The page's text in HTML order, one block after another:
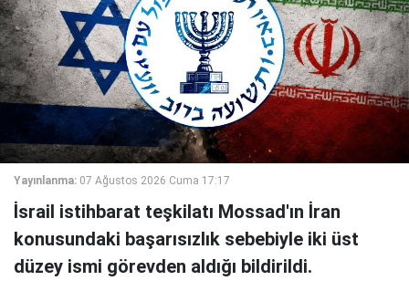
Yayınlanma: 07 Ağustos 2026 Cuma 17:17
İsrail istihbarat teşkilatı Mossad'ın İran
konusundaki başarısızlık sebebiyle iki üst
düzey ismi görevden aldığı bildirildi.